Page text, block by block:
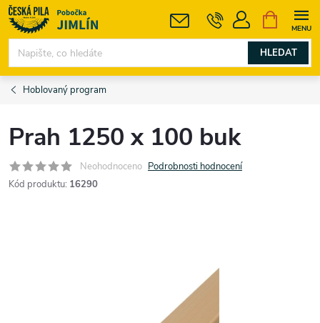
Přejít
na
obsah
HLEDAT
NÁKUPNÍ
KOŠÍK
Hoblovaný program
Prah 1250 x 100 buk
Neohodnoceno Podrobnosti hodnocení
Kód produktu: 16290